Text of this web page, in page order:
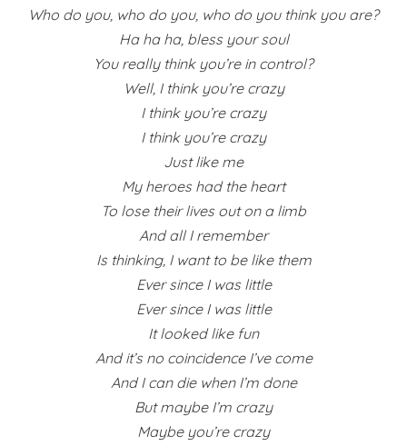
Who do you, who do you, who do you think you are?
Ha ha ha, bless your soul
You really think you’re in control?
Well, I think you’re crazy
I think you’re crazy
I think you’re crazy
Just like me
My heroes had the heart
To lose their lives out on a limb
And all I remember
Is thinking, I want to be like them
Ever since I was little
Ever since I was little
It looked like fun
And it’s no coincidence I’ve come
And I can die when I’m done
But maybe I’m crazy
Maybe you’re crazy